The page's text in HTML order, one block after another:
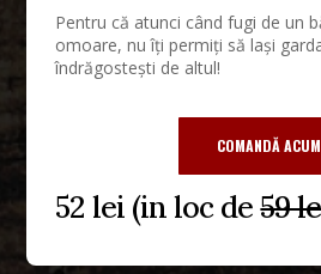
Pentru că atunci când fugi de un
omoare, nu îți permiți să lași
îndrăgostești de altul!
COMANDĂ ACUM
52 lei (in loc de59